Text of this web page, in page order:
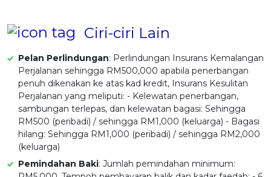
Ciri-ciri Lain
Pelan Perlindungan: Perlindungan Insurans Kemalangan
Perjalanan sehingga RM500,000 apabila penerbangan
penuh dikenakan ke atas kad kredit, Insurans Kesulitan
Perjalanan yang meliputi: - Kelewatan penerbangan,
sambungan terlepas, dan kelewatan bagasi: Sehingga
RM500 (peribadi) / sehingga RM1,000 (keluarga) - Bagasi
hilang: Sehingga RM1,000 (peribadi) / sehingga RM2,000
(keluarga)
Pemindahan Baki: Jumlah pemindahan minimum: